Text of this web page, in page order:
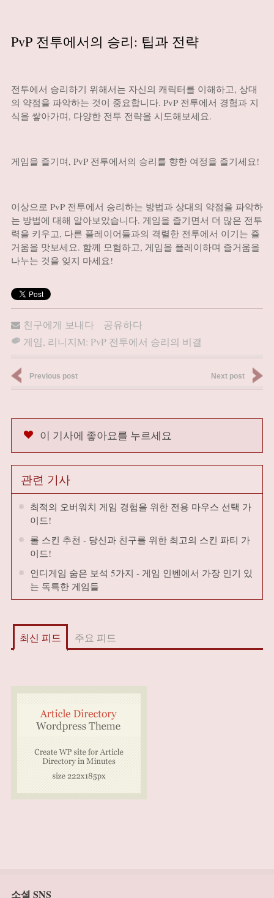
PvP 전투에서의 승리: 팁과 전략
전투에서 승리하기 위해서는 자신의 캐릭터를 이해하고, 상대
의 약점을 파악하는 것이 중요합니다. PvP 전투에서 경험과 지
식을 쌓아가며, 다양한 전투 전략을 시도해보세요.
게임을 즐기며, PvP 전투에서의 승리를 향한 여정을 즐기세요!
이상으로 PvP 전투에서 승리하는 방법과 상대의 약점을 파악하
는 방법에 대해 알아보았습니다. 게임을 즐기면서 더 많은 전투
력을 키우고, 다른 플레이어들과의 격렬한 전투에서 이기는 즐
거움을 맛보세요. 함께 모험하고, 게임을 플레이하며 즐거움을
나누는 것을 잊지 마세요!
친구에게 보내다
공유하다
게임, 리니지M: PvP 전투에서 승리의 비결
Previous post Next post
이 기사에 좋아요를 누르세요
관련 기사
최적의 오버워치 게임 경험을 위한 전용 마우스 선택 가
이드!
롤 스킨 추천 - 당신과 친구를 위한 최고의 스킨 파티 가
이드!
인디게임 숨은 보석 5가지 - 게임 인벤에서 가장 인기 있
는 독특한 게임들
최신 피드 주요 피드
소셜 SNS